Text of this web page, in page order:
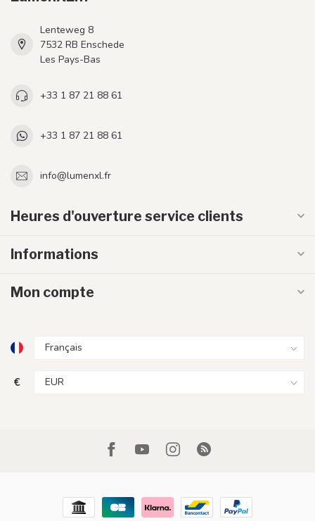
Lenteweg 8
7532 RB Enschede
Les Pays-Bas
+33 1 87 21 88 61
+33 1 87 21 88 61
info@lumenxl.fr
Heures d'ouverture service clients
Informations
Mon compte
€